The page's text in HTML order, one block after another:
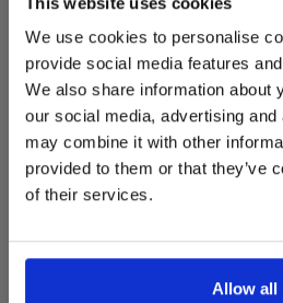
We use cookies to personalise
provide social media features
We also share information about
our social media, advertising
may combine it with other
provided to them or that they’ve
of their services.
Allow all
REVIEWS
• • • •
0 sterren op basis van 0
JE
In onze showroom vind je een
designmeubelen van
merken. Onder andere
Gelderland,Swedese,Sculptures
voordelig verkrijgbaar. Profiteer van
de voorraad
Liever nieuw bestellen? Ook dan
designmeubel geheel naar wens
mag